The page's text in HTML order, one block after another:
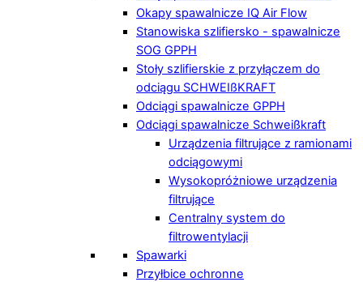
Okapy spawalnicze IQ Air Flow
Stanowiska szlifiersko - spawalnicze
SOG GPPH
Stoły szlifierskie z przyłączem do
odciągu SCHWEIßKRAFT
Odciągi spawalnicze GPPH
Odciągi spawalnicze Schweißkraft
Urządzenia filtrujące z ramionami
odciągowymi
Wysokopróżniowe urządzenia
filtrujące
Centralny system do
filtrowentylacji
Spawarki
Przyłbice ochronne